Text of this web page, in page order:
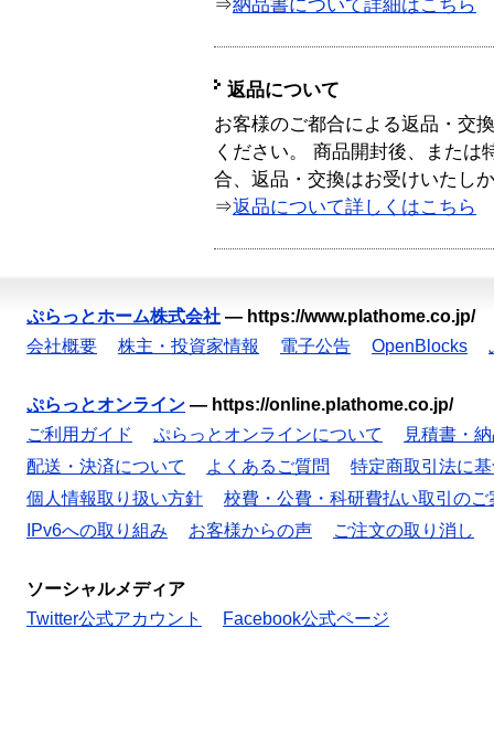
⇒納品書について詳細はこちら
返品について
お客様のご都合による返品・交
ください。 商品開封後、または
合、返品・交換はお受けいたし
⇒返品について詳しくはこちら
ぷらっとホーム株式会社 — https://www.plathome.co.jp/
会社概要
株主・投資家情報 電子公告 OpenBlocks
ぷらっとオンライン — https://online.plathome.co.jp/
ご利用ガイド
ぷらっとオンラインについて
見積書・
配送・決済について
よくあるご質問
特定商取引法に
個人情報取り扱い方針
校費・公費・科研費払い取引のご
IPv6への取り組み
お客様からの声 ご注文の取り消し
ソーシャルメディア
Twitter公式アカウント
Facebook公式ページ